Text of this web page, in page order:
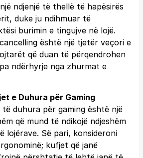
ndjenjë të thellë të hapësirës
duke ju ndihmuar të
burimin e tingujve në lojë.
është një tjetër veçori e
që duan të përqendrohen
ndërhyrje nga zhurmat e
e Duhura për Gaming
të duhura për gaming është një
që mund të ndikojë ndjeshëm
lojërave. Së pari, konsideroni
kufjet që janë